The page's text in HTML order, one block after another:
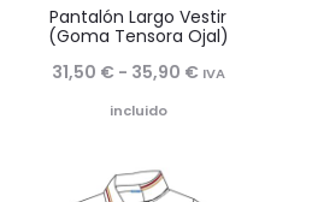
Pantalón Largo Vestir
(Goma Tensora Ojal)
31,50 € - 35,90 €Rango
IVA
incluido